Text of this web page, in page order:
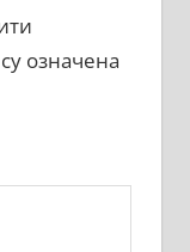
означена